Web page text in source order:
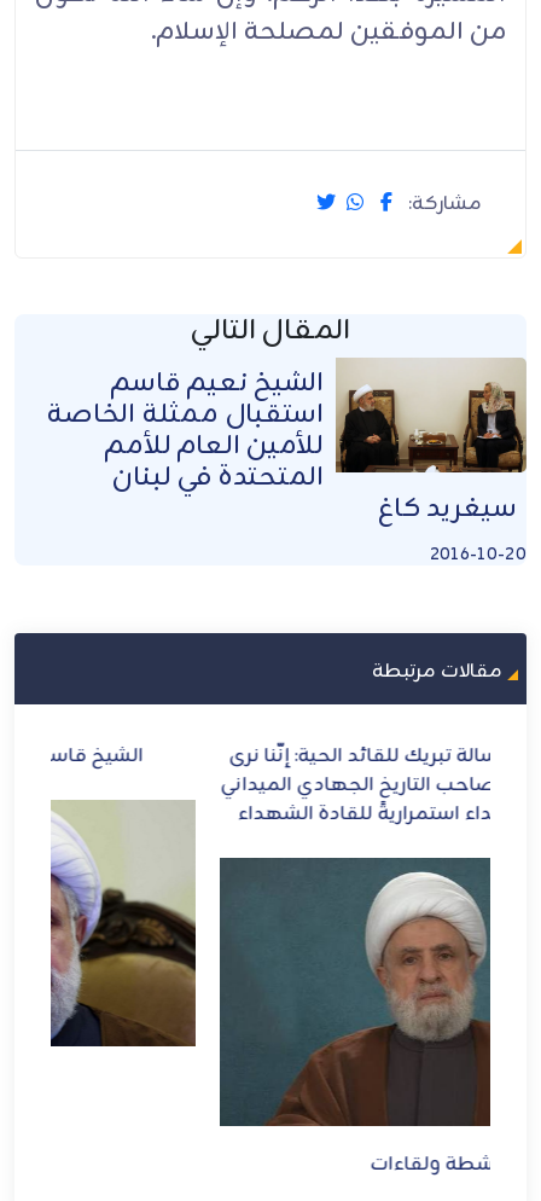
من الموفقين لمصلحة الإسلام.
مشاركة:
المقال التالي
الشيخ نعيم قاسم
استقبال ممثلة الخاصة
للأمين العام للأمم
المتحتدة في لبنان
سيغريد كاغ
2016-10-20
مقالات مرتبطة
الشيخ قاسم: إيران أيقونة العزة والشرف
أنشطة ولقاءات